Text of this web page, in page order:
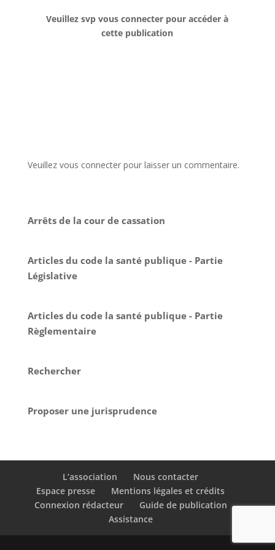
Veuillez svp vous connecter pour accéder à
cette publication
Veuillez vous connecter pour laisser un commentaire.
Arrêts de la cour de cassation
Articles du code la santé publique - Partie
Législative
Articles du code la santé publique - Partie
Règlementaire
Rechercher
Proposer une jurisprudence
L’association
Nous contacter
Espace presse
Mentions légales et crédits
Connexion rédacteur
Guide de publication
Assistance